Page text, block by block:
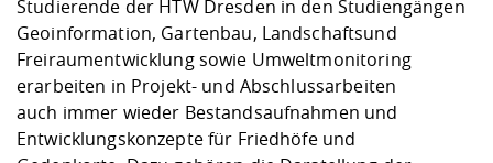
Studierende der HTW Dresden in den Studiengängen
Geoinformation, Gartenbau, Landschaftsund
Freiraumentwicklung sowie Umweltmonitoring
erarbeiten in Projekt- und Abschlussarbeiten
auch immer wieder Bestandsaufnahmen und
Entwicklungskonzepte für Friedhöfe und